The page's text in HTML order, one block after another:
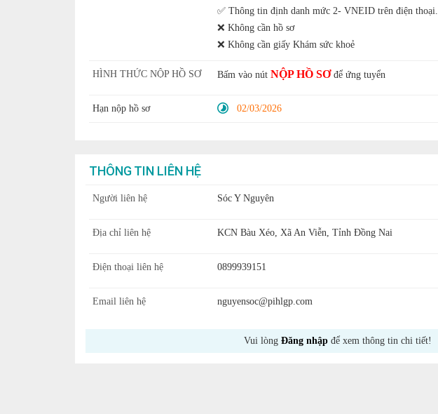
✅ Thông tin định danh mức 2- VNEID trên điện thoại.
❌ Không cần hồ sơ
❌ Không cần giấy Khám sức khoẻ
HÌNH THỨC NỘP HỒ SƠ Bấm vào nút NỘP HỒ SƠđể ứng tuyển
Hạn nộp hồ sơ 02/03/2026
THÔNG TIN LIÊN HỆ
Người liên hệ Sóc Y Nguyên
Địa chỉ liên hệ KCN Bàu Xéo, Xã An Viễn, Tỉnh Đồng Nai
Điện thoại liên hệ 0899939151
Email liên hệ nguyensoc@pihlgp.com
Vui lòng Đăng nhập để xem thông tin chi tiết!